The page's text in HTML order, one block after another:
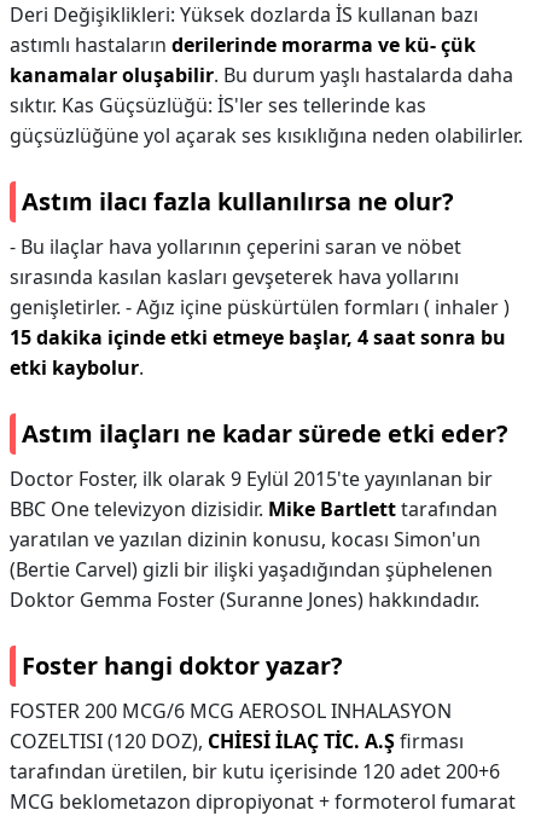
Deri Değişiklikleri: Yüksek dozlarda İS kullanan bazı
astımlı hastaların derilerinde morarma ve kü- çük
kanamalar oluşabilir. Bu durum yaşlı hastalarda daha
sıktır. Kas Güçsüzlüğü: İS'ler ses tellerinde kas
güçsüzlüğüne yol açarak ses kısıklığına neden olabilirler.
Astım ilacı fazla kullanılırsa ne olur?
- Bu ilaçlar hava yollarının çeperini saran ve nöbet
sırasında kasılan kasları gevşeterek hava yollarını
genişletirler. - Ağız içine püskürtülen formları ( inhaler )
15 dakika içinde etki etmeye başlar, 4 saat sonra bu
etki kaybolur.
Astım ilaçları ne kadar sürede etki eder?
Doctor Foster, ilk olarak 9 Eylül 2015'te yayınlanan bir
BBC One televizyon dizisidir. Mike Bartletttarafından
yaratılan ve yazılan dizinin konusu, kocası Simon'un
(Bertie Carvel) gizli bir ilişki yaşadığından şüphelenen
Doktor Gemma Foster (Suranne Jones) hakkındadır.
Foster hangi doktor yazar?
FOSTER 200 MCG/6 MCG AEROSOL INHALASYON
COZELTISI (120 DOZ), CHİESİ İLAÇ TİC. A.Şfirması
tarafından üretilen, bir kutu içerisinde 120 adet 200+6
MCG beklometazon dipropiyonat + formoterol fumarat